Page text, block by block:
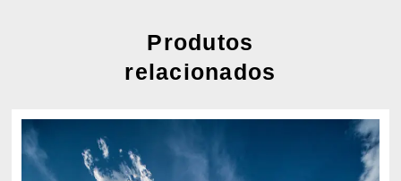
Produtos
relacionados